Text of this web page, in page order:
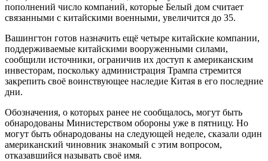
пополнений число компаний, которые Белый дом считает
связанными с китайскими военными, увеличится до 35.
Вашингтон готов назначить ещё четыре китайские компании,
поддерживаемые китайскими вооруженными силами,
сообщили источники, ограничив их доступ к американским
инвесторам, поскольку администрация Трампа стремится
закрепить своё воинствующее наследие Китая в его последние
дни.
Обозначения, о которых ранее не сообщалось, могут быть
обнародованы Министерством обороны уже в пятницу. Но
могут быть обнародованы на следующей неделе, сказали один
американский чиновник знакомый с этим вопросом,
отказавшийся называть своё имя.